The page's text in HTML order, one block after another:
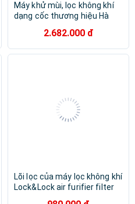
Máy khử mùi, lọc không khí
dạng cốc thương hiệu Hà
Và S3602 - Hàng Chính Hãng
2.682.000 đ
Lõi lọc của máy lọc không khí
Lock&Lock air furifier filter